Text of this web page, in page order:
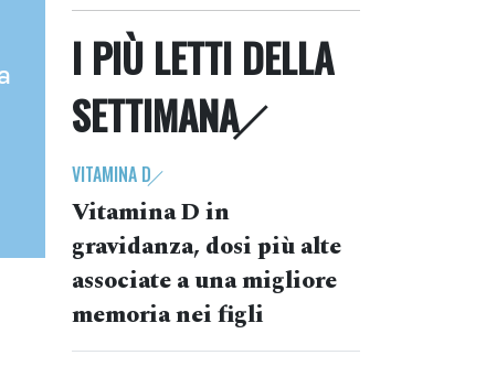
I PIÙ LETTI DELLA
SETTIMANA
VITAMINA D
Vitamina D in
gravidanza, dosi più alte
associate a una migliore
memoria nei figli